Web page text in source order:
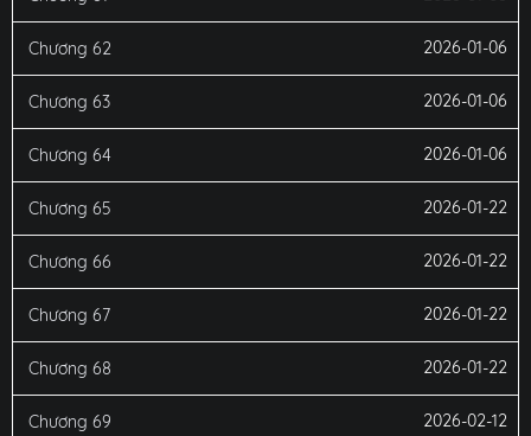
Chương 62 2026-01-06
Chương 63 2026-01-06
Chương 64 2026-01-06
Chương 65 2026-01-22
Chương 66 2026-01-22
Chương 67 2026-01-22
Chương 68 2026-01-22
Chương 69 2026-02-12